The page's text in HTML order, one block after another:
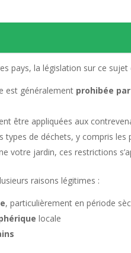
pays, la législation sur ce sujet
est généralement prohibée
être appliquées aux
types de déchets, y compris
votre jardin, ces restrictions
raisons légitimes :
, particulièrement en période
locale